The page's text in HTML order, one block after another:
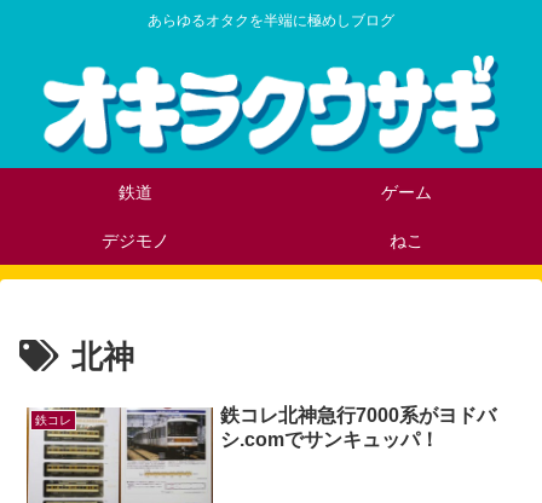
あらゆるオタクを半端に極めしブログ
鉄道 ゲーム
デジモノ ねこ
北神
鉄コレ
鉄コレ北神急行7000系がヨドバ
シ.comでサンキュッパ！